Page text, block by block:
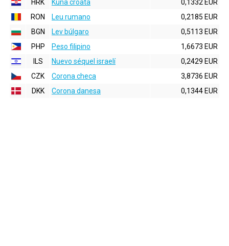
HRK
Kuna croata
0,1332 EUR
RON
Leu rumano
0,2185 EUR
BGN
Lev búlgaro
0,5113 EUR
PHP
Peso filipino
1,6673 EUR
ILS
Nuevo séquel israelí
0,2429 EUR
CZK
Corona checa
3,8736 EUR
DKK
Corona danesa 0,1344 EUR